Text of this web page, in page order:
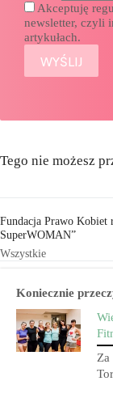
Akceptuję
newsletter, czyli
artykułach.
Tego nie możesz
Fundacja Prawo Kobiet
SuperWOMAN”
Wszystkie
„nosić”.
Wszystkie
Co na katar u dziecka
niemowląt i małych
Koniecznie
Za